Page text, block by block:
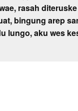
rasah diteruske
bingung arep
lungo, aku wes